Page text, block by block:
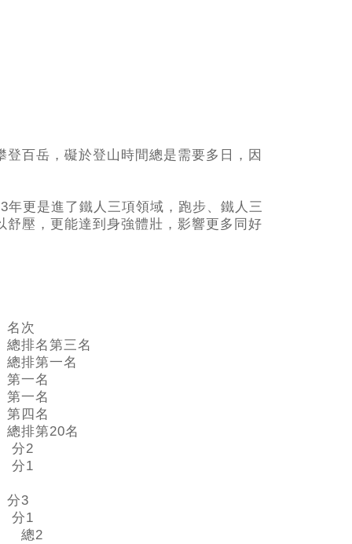
百岳，礙於登山時間總是需要多日，因
更是進了鐵人三項領域，跑步、鐵人三
壓，更能達到身強體壯，影響更多同好
名次
總排名第三名
總排第一名
第一名
第一名
第四名
總排第20名
分2
分1
分3
分1
總2